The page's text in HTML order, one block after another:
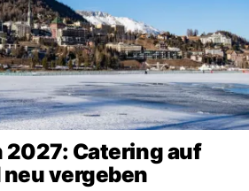
Catering auf
neu vergeben